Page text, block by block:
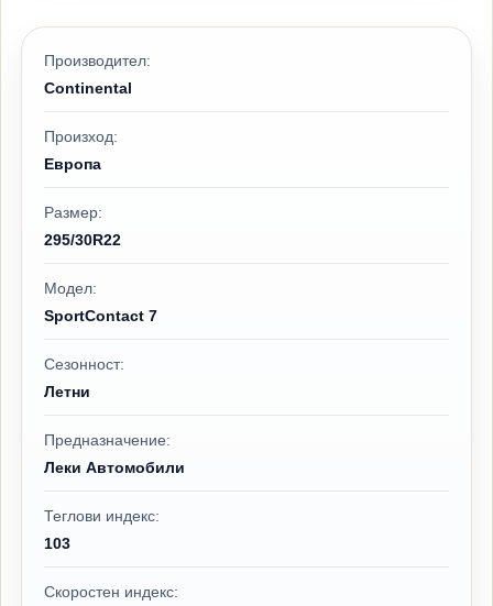
Производител:
Continental
Произход:
Европа
Размер:
295/30R22
Модел:
SportContact 7
Сезонност:
Летни
Предназначение:
Леки Автомобили
Теглови индекс:
103
Скоростен индекс: